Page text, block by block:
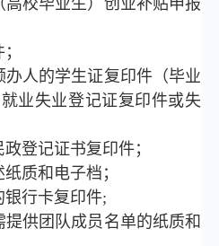
高校毕业生）创业补贴申报
办人的学生证复印件（毕业
业失业登记证复印件或失
政登记证书复印件；
质和电子档；
银行卡复印件;
提供团队成员名单的纸质和